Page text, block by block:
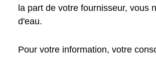
la part de votre fournisseur, vous
d'eau.
Pour votre information, votre